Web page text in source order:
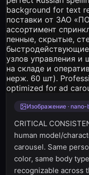
Изображение ·
CRITICAL
human model/
carousel. Same
color, same body
recognizable across